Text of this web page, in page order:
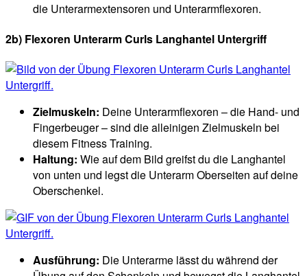
die Unterarmextensoren und Unterarmflexoren.
2b) Flexoren Unterarm Curls Langhantel Untergriff
Zielmuskeln: Deine Unterarmflexoren – die Hand- und
Fingerbeuger – sind die alleinigen Zielmuskeln bei
diesem Fitness Training.
Haltung: Wie auf dem Bild greifst du die Langhantel
von unten und legst die Unterarm Oberseiten auf deine
Oberschenkel.
Ausführung: Die Unterarme lässt du während der